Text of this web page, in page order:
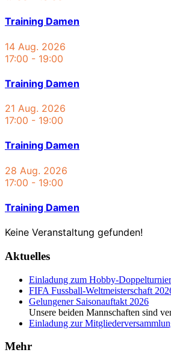
Training Damen
14 Aug. 2026
17:00 - 19:00
Training Damen
21 Aug. 2026
17:00 - 19:00
Training Damen
28 Aug. 2026
17:00 - 19:00
Training Damen
Keine Veranstaltung gefunden!
Aktuelles
Einladung zum Hobby-
FIFA Fussball-Weltmeisterschaft
Gelungener Saisonauftakt 2026
Unsere beiden Mannschaften sind
Einladung zur
Mehr